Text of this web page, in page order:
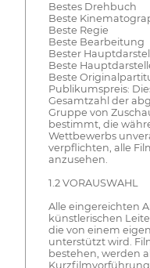
Bestes Drehbuch
Beste
Beste Regie
Beste Bearbeitung
Bester
Beste
Beste
Publikumspreis:
Gesamtzahl der
Gruppe von
bestimmt, die
Wettbewerbs
verpflichten, alle
anzusehen.
1.2 VORAUSWAHL
Alle eingereichten
künstlerischen
die von einem
unterstützt wird.
bestehen, werden